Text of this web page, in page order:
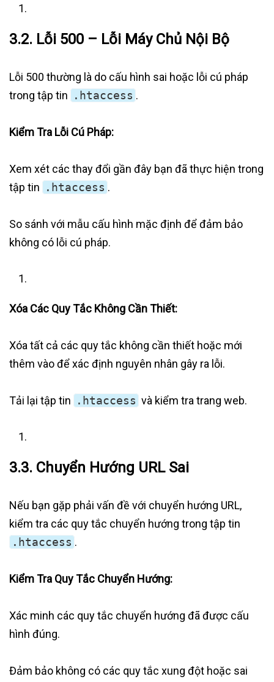
3.2. Lỗi 500 – Lỗi Máy Chủ Nội Bộ
Lỗi 500 thường là do cấu hình sai hoặc lỗi cú pháp
trong tập tin
.htaccess .
Kiểm Tra Lỗi Cú Pháp:
Xem xét các thay đổi gần đây bạn đã thực hiện trong
tập tin
.htaccess .
So sánh với mẫu cấu hình mặc định để đảm bảo
không có lỗi cú pháp.
Xóa Các Quy Tắc Không Cần Thiết:
Xóa tất cả các quy tắc không cần thiết hoặc mới
thêm vào để xác định nguyên nhân gây ra lỗi.
Tải lại tập tin .htaccess và kiểm tra trang web.
3.3. Chuyển Hướng URL Sai
Nếu bạn gặp phải vấn đề với chuyển hướng URL,
kiểm tra các quy tắc chuyển hướng trong tập tin
.htaccess .
Kiểm Tra Quy Tắc Chuyển Hướng:
Xác minh các quy tắc chuyển hướng đã được cấu
hình đúng.
Đảm bảo không có các quy tắc xung đột hoặc sai